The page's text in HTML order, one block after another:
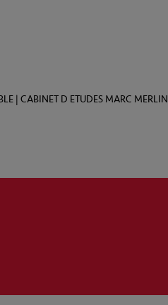
| CABINET D ETUDES MARC MERLIN